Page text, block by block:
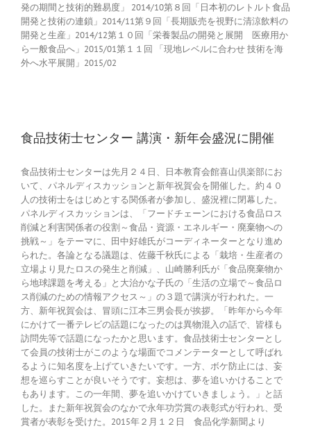
発の期間と技術的難易度」 2014/10第８回「日本初のレトルト食品
開発と技術の連鎖」2014/11第９回「長期販売を視野に清涼飲料の
開発と生産」2014/12第１０回「栄養製品の開発と展開 医療用か
ら一般食品へ」2015/01第１１回 「現地レベルに合わせ 技術を海
外へ水平展開」2015/02
食品技術士センター 講演・新年会盛況に開催
食品技術士センターは先月２４日、日本教育会館喜山倶楽部にお
いて、パネルディスカッションと新年祝賀会を開催した。約４０
人の技術士をはじめとする関係者が参加し、盛況裡に閉幕した。
パネルディスカッションは、「フードチェーンにおける食品ロス
削減と利害関係者の役割～食品・資源・エネルギー・廃棄物への
挑戦～」をテーマに、田中好雄氏がコーディネーターとなり進め
られた。各論となる議題は、佐藤千秋氏による「栽培・生産者の
立場より見たロスの発生と削減」、山崎勝利氏が「食品廃棄物か
ら地球課題を考える」と大治かな子氏の「生活の立場で～食品ロ
ス削減のための情報アクセス～」の３題で講演が行われた。一
方、新年祝賀会は、冒頭に江本三男会長が挨拶。「昨年から今年
にかけて一番テレビの話題になったのは異物混入の話で、皆様も
訪問先等で話題になったかと思います。食品技術士センターとし
て会員の技術士がこのような場面でコメンテーターとして呼ばれ
るように知名度を上げていきたいです。一方、ボケ防止には、妄
想を巡らすことが良いそうです。妄想は、夢を追いかけることで
もあります。この一年間、夢を追いかけていきましょう。」と話
した。また新年祝賀会のなかで永年功労賞の表彰式が行われ、受
賞者が表彰を受けた。2015年２月１２日 食品化学新聞より